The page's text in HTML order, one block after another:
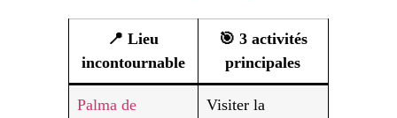
📍 Lieu
incontournable
🎯 3 activités
principales
Palma de
Visiter la